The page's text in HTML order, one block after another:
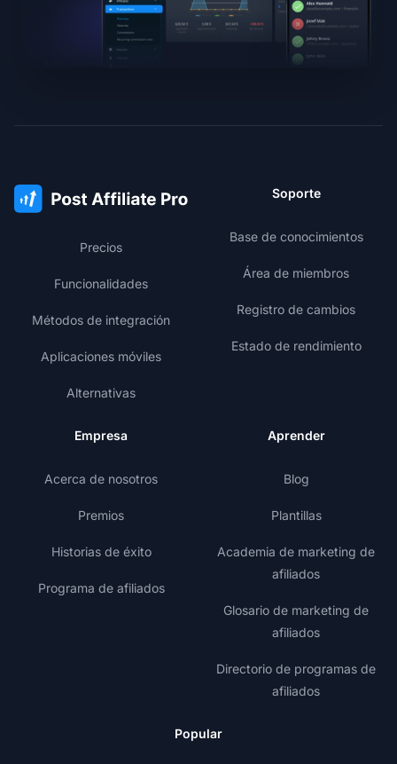
Precios
Funcionalidades
Métodos de integración
Aplicaciones móviles
Alternativas
Soporte
Base de conocimientos
Área de miembros
Registro de cambios
Estado de rendimiento
Empresa
Acerca de nosotros
Premios
Historias de éxito
Programa de afiliados
Aprender
Blog
Plantillas
Academia de marketing de
afiliados
Glosario de marketing de
afiliados
Directorio de programas de
afiliados
Popular